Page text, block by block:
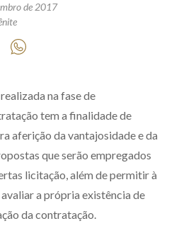
e serviços
Zênite Play
por Escrito
Zênite
de 2017
na fase de
tem a finalidade de
aferição da vantajosidade e da
que serão empregados
licitação, além de permitir à
a própria existência de
da contratação.